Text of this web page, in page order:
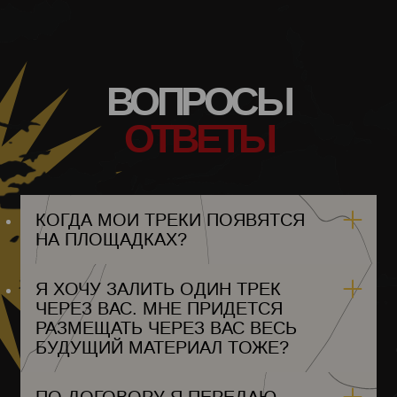
КУВЕЙТ
КЫРГЫЗСТАН
ЛАОС
ЛАТВИЯ
ЛИВАН
ЛИВИЯ
ЛИХТЕНШТЕЙН
ЛИТВА
ЛЮКСЕМБУРГ
МАДАГАСКАР
МАЛАВИ
МАЛАЙЗИЯ
МАЛЬДИВЫ
МАЛИ
МАЛЬТА
МАВРИТАНИЯ
МЕКСИКА
ВОПРОСЫ
ОТВЕТЫ
КОГДА МОИ ТРЕКИ ПОЯВЯТСЯ
НА ПЛОЩАДКАХ?
ПРИ ЗАПОЛНЕНИИ ФОРМЫ ВЫ
САМИ ВЫБИРАЕТЕ ДАТУ
ВЫХОДА. ЗАПОЛНИТЬ ФОРМУ
РЕКОМЕНДУЕТСЯ ЗА 3
РАБОЧИХ ДНЯ ДО ЖЕЛАЕМОЙ
ДАТЫ ВЫХОДА, ЛИБО РАНЬШЕ.
Я ХОЧУ ЗАЛИТЬ ОДИН ТРЕК
ЧЕРЕЗ ВАС. МНЕ ПРИДЕТСЯ
РАЗМЕЩАТЬ ЧЕРЕЗ ВАС ВЕСЬ
БУДУЩИЙ МАТЕРИАЛ ТОЖЕ?